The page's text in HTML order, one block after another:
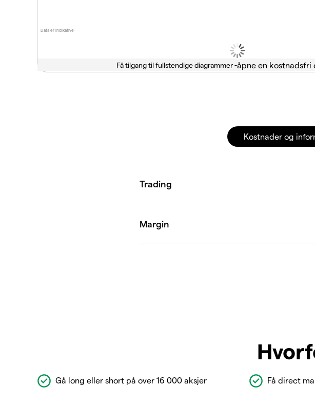
Data er indikative
Få tilgang til fullstendige diagrammer -
Kostnader og
Gå long eller short på over 16 000 aksjer Få direct